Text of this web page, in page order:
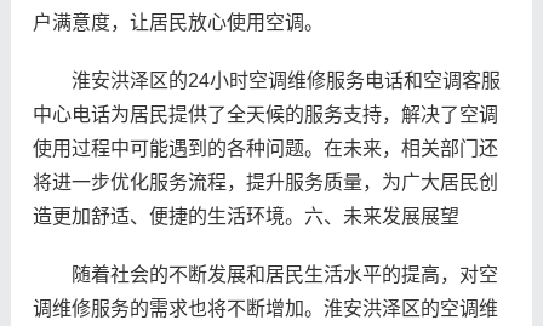
户满意度，让居民放心使用空调。
淮安洪泽区的24小时空调维修服务电话和空调客服
中心电话为居民提供了全天候的服务支持，解决了空调
使用过程中可能遇到的各种问题。在未来，相关部门还
将进一步优化服务流程，提升服务质量，为广大居民创
造更加舒适、便捷的生活环境。六、未来发展展望
随着社会的不断发展和居民生活水平的提高，对空
调维修服务的需求也将不断增加。淮安洪泽区的空调维